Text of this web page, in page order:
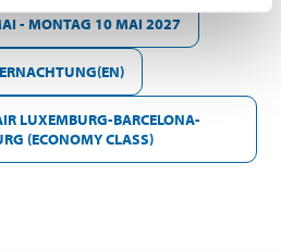
- MONTAG 10 MAI 2027
LUXEMBURG-BARCELONA-
(ECONOMY CLASS)